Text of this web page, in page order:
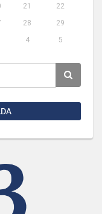
21
22
28
29
4 5